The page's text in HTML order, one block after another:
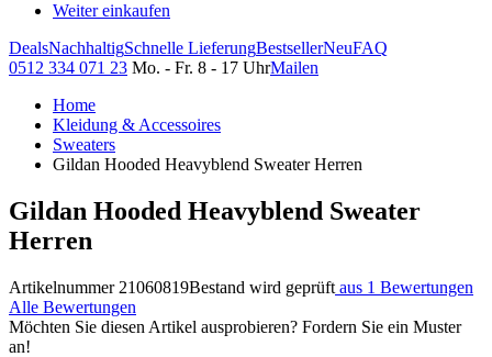
Weiter einkaufen
DealsNachhaltigSchnelle LieferungBestsellerNeuFAQ
0512 334 071 23 Mo. - Fr. 8 - 17 UhrMailen
Home
Kleidung & Accessoires
Sweaters
Gildan Hooded Heavyblend Sweater Herren
Gildan Hooded Heavyblend Sweater
Herren
Artikelnummer 21060819Bestand wird geprüft aus 1 Bewertungen
Alle Bewertungen
Möchten Sie diesen Artikel ausprobieren? Fordern Sie ein Muster
an!